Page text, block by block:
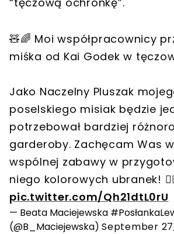
🧸🌈 Moi współpracownicy
miśka od Kai Godek w
Jako Naczelny Pluszak
poselskiego misiak będzie
potrzebował bardziej
garderoby. Zachęcam Was
wspólnej zabawy w
niego kolorowych ubranek!
pic.twitter.com/Qh21dtL0rU
— Beata Maciejewska
(@B_Maciejewska) September